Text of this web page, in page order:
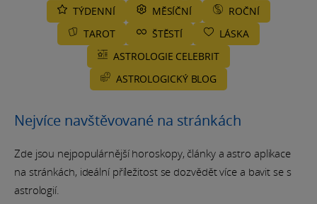
TÝDENNÍ
MĚSÍČNÍ
ROČNÍ
TAROT
ŠTĚSTÍ
LÁSKA
ASTROLOGIE CELEBRIT
ASTROLOGICKÝ BLOG
Nejvíce navštěvované na stránkách
Zde jsou nejpopulárnější horoskopy, články a astro aplikace
na stránkách, ideální příležitost se dozvědět více a bavit se s
astrologií.